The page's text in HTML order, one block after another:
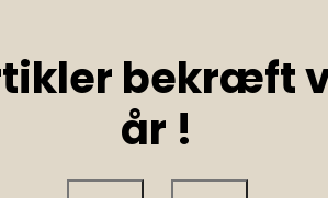
bekræft
år !